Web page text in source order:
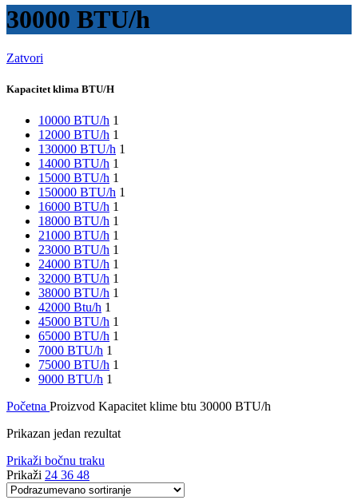
30000 BTU/h
Zatvori
Kapacitet klima BTU/H
10000 BTU/h 1
12000 BTU/h 1
130000 BTU/h 1
14000 BTU/h 1
15000 BTU/h 1
150000 BTU/h 1
16000 BTU/h 1
18000 BTU/h 1
21000 BTU/h 1
23000 BTU/h 1
24000 BTU/h 1
32000 BTU/h 1
38000 BTU/h 1
42000 Btu/h 1
45000 BTU/h 1
65000 BTU/h 1
7000 BTU/h 1
75000 BTU/h 1
9000 BTU/h 1
Početna Proizvod Kapacitet klime btu 30000 BTU/h
Prikazan jedan rezultat
Prikaži bočnu traku
Prikaži 24 36 48